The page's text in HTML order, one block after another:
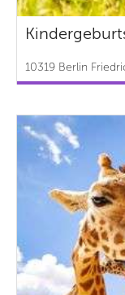
10319 Berlin